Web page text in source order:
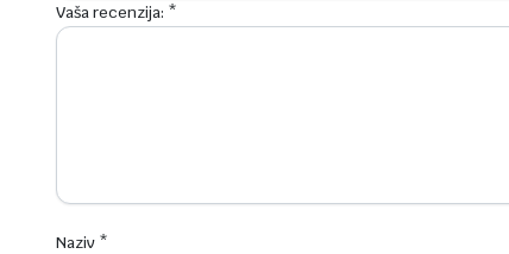
Vaša recenzija: *
Naziv *